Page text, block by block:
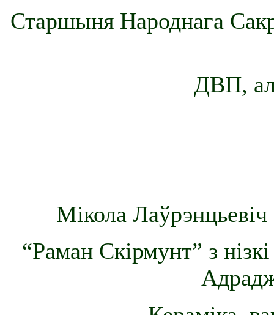
Старшыня Народнага
ДВП,
Мікола
“Раман Скірмунт” з